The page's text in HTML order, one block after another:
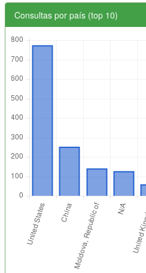
Consultas por país (top 10)